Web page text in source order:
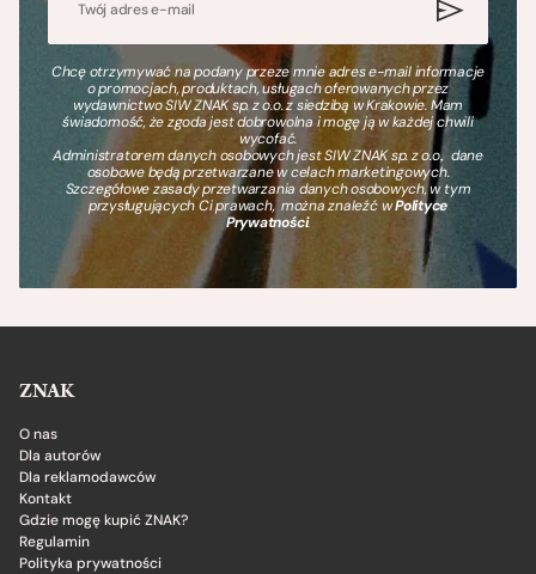
Chcę otrzymywać na podany przeze mnie adres e-mail informacje
o promocjach, produktach, usługach oferowanych przez
wydawnictwo SIW ZNAK sp. z o.o. z siedzibą w Krakowie. Mam
świadomość, że zgoda jest dobrowolna i mogę ją w każdej chwili
wycofać.
Administratorem danych osobowych jest SIW ZNAK sp. z o.o., dane
osobowe będą przetwarzane w celach marketingowych.
Szczegółowe zasady przetwarzania danych osobowych, w tym
przysługujących Ci prawach, można znaleźć wPolityce
Prywatności.
ZNAK
O nas
Dla autorów
Dla reklamodawców
Kontakt
Gdzie mogę kupić ZNAK?
Regulamin
Polityka prywatności